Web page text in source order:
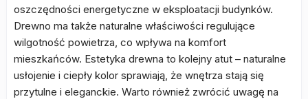
oszczędności energetyczne w eksploatacji budynków.
Drewno ma także naturalne właściwości regulujące
wilgotność powietrza, co wpływa na komfort
mieszkańców. Estetyka drewna to kolejny atut – naturalne
usłojenie i ciepły kolor sprawiają, że wnętrza stają się
przytulne i eleganckie. Warto również zwrócić uwagę na